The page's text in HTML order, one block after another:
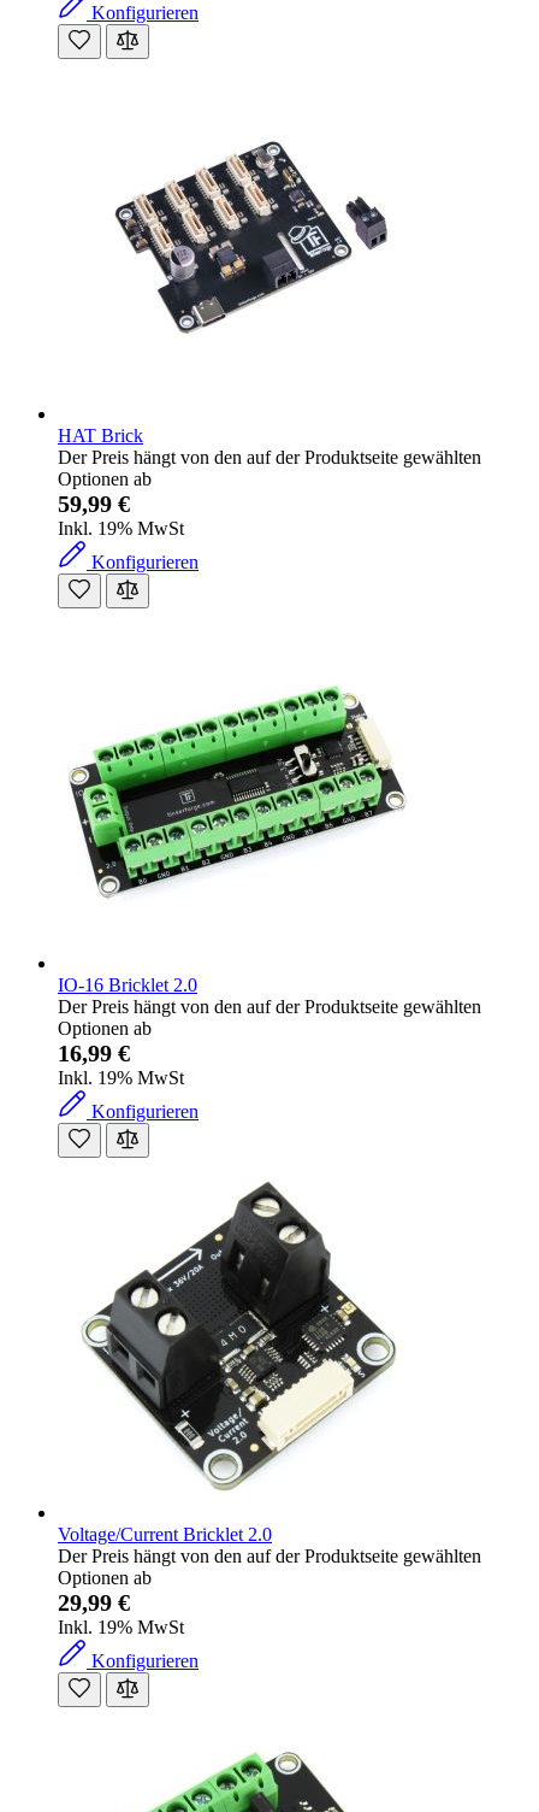
Konfigurieren
HAT Brick
Der Preis hängt von den auf der Produktseite gewählten
Optionen ab
59,99 €
Inkl. 19% MwSt
Konfigurieren
IO-16 Bricklet 2.0
Der Preis hängt von den auf der Produktseite gewählten
Optionen ab
16,99 €
Inkl. 19% MwSt
Konfigurieren
Voltage/Current Bricklet 2.0
Der Preis hängt von den auf der Produktseite gewählten
Optionen ab
29,99 €
Inkl. 19% MwSt
Konfigurieren